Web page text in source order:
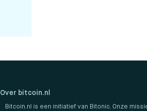
Over bitcoin.nl
Bitcoin.nl is een initiatief van Bitonic. Onze